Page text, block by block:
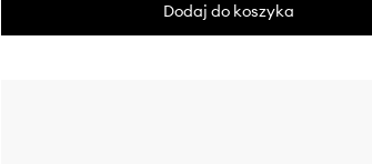
Dodaj do koszyka